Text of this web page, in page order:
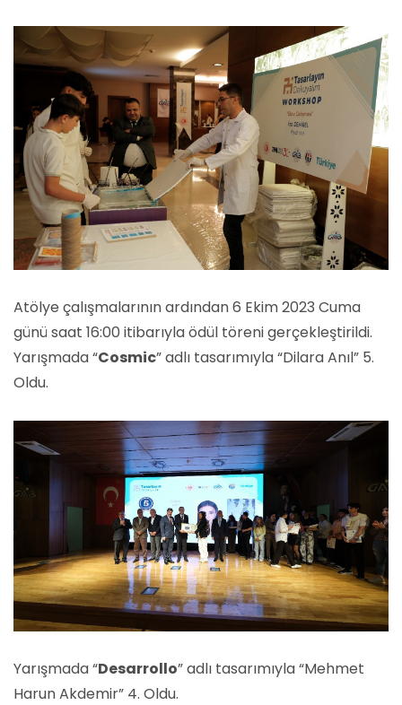
Atölye çalışmalarının ardından 6 Ekim 2023 Cuma
günü saat 16:00 itibarıyla ödül töreni gerçekleştirildi.
Yarışmada “Cosmic” adlı tasarımıyla “Dilara Anıl” 5.
Oldu.
Yarışmada “Desarrollo” adlı tasarımıyla “Mehmet
Harun Akdemir” 4. Oldu.